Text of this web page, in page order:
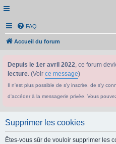
FAQ
Accueil du forum
Depuis le 1er avril 2022, ce forum
lecture. (Voir ce message)
Il n'est plus possible de s'y inscrire, de s'y
d'accéder à la messagerie privée. Vous
Supprimer les cookies
Êtes-vous sûr de vouloir supprimer les